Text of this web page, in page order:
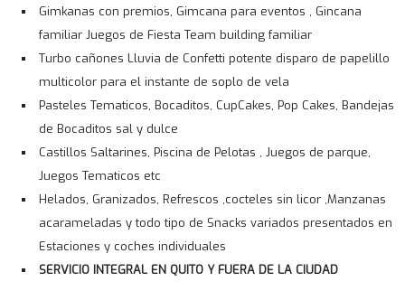
Gimkanas con premios, Gimcana para eventos , Gincana
familiar Juegos de Fiesta Team building familiar
Turbo cañones Lluvia de Confetti potente disparo de papelillo
multicolor para el instante de soplo de vela
Pasteles Tematicos, Bocaditos, CupCakes, Pop Cakes, Bandejas
de Bocaditos sal y dulce
Castillos Saltarines, Piscina de Pelotas , Juegos de parque,
Juegos Tematicos etc
Helados, Granizados, Refrescos ,cocteles sin licor ,Manzanas
acarameladas y todo tipo de Snacks variados presentados en
Estaciones y coches individuales
SERVICIO INTEGRAL EN QUITO Y FUERA DE LA CIUDAD